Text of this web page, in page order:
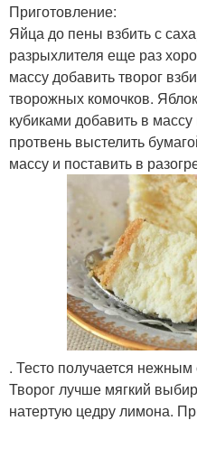
Приготовление:
Яйца до пены взбить с
разрыхлителя еще раз
массу добавить творог
творожных комочков.
кубиками добавить в
протвень выстелить
массу и поставить в
. Тесто получается нежным
Творог лучше мягкий
натертую цедру лимона.